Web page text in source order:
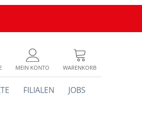
MEIN KONTO WARENKORB
FILIALEN JOBS